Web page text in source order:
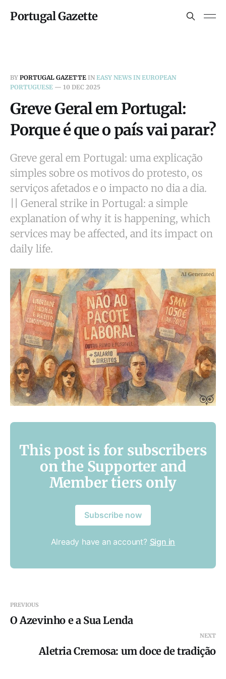
Portugal Gazette
BY PORTUGAL GAZETTE IN EASY NEWS IN EUROPEAN
PORTUGUESE — 10 DEC 2025
Greve Geral em Portugal:
Porque é que o país vai parar?
Greve geral em Portugal: uma explicação
simples sobre os motivos do protesto, os
serviços afetados e o impacto no dia a dia.
|| General strike in Portugal: a simple
explanation of why it is happening, which
services may be affected, and its impact on
daily life.
This post is for subscribers
on the Supporter and
Member tiers only
Subscribe now
Already have an account? Sign in
PREVIOUS
O Azevinho e a Sua Lenda
NEXT
Aletria Cremosa: um doce de tradição